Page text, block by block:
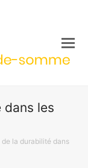
dans les
de la durabilité dans